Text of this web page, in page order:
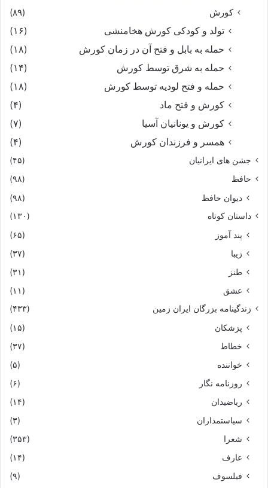
کورش
(۸۹)
تولد و کودکی کورش هخامنشی
(۱۶)
حمله به بابل و فتح آن در زمان کورش
(۱۸)
حمله به شرق توسط کورش
(۱۴)
حمله و فتح لودیه توسط کورش
(۱۸)
کورش و فتح ماد
(۴)
کورش و یونانیان آسیا
(۷)
همسر و فرزندان کورش
(۴)
جشن های ایرانیان
(۴۵)
حافظ
(۹۸)
دیوان حافظ (۹۸)
داستان کوتاه (۱۳۰)
پند آموز
(۶۵)
زیبا
(۳۷)
طنز
(۳۱)
عشق
(۱۱)
زندگینامه بزرگان ایران زمین (۴۳۳)
پزشکان
(۱۵)
خطاط
(۳۷)
خواننده
(۵)
روزنامه نگار
(۶)
ریاضیدان
(۱۴)
سیاستمداران
(۳)
شعرا
(۳۵۳)
عارف
(۱۴)
فیلسوف
(۹)